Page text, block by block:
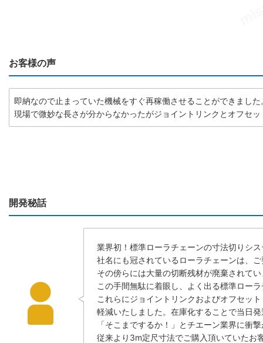
お客様の声
即納なので止まっていた機械をすぐ再稼働させることができました
現場で微妙な長さが分からなかったがジョイントリンクとオフセ
開発秘話
業界初！標準ローラチェーンの寸法切りシ
社名にも冠されているローラチェーンは、
その傍らには大量の切断残材が廃棄されて
この手間無駄に着眼し、よく出る標準ロー
これらにジョイントリンクおよびオフセッ
軽減いたしました。在庫化することで当日
「そこまでするか！」とチエーン業界に衝
従来より3m定尺寸法でご購入頂いていたお